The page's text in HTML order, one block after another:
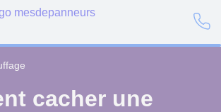
cacher une